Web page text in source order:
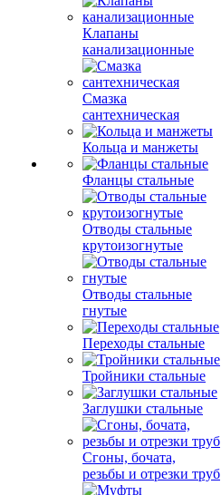
Клапаны
канализационные
Смазка
сантехническая
Кольца и манжеты
Фланцы стальные
Отводы стальные
крутоизогнутые
Отводы стальные
гнутые
Переходы стальные
Тройники стальные
Заглушки стальные
Сгоны, бочата,
резьбы и отрезки труб